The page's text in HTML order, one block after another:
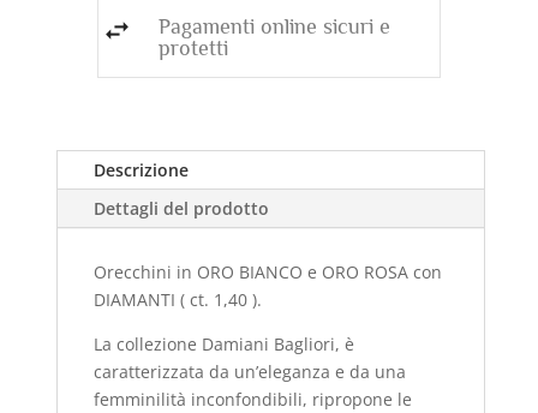
Pagamenti online sicuri e
protetti
Descrizione
Dettagli del prodotto
Orecchini in ORO BIANCO e ORO ROSA con
DIAMANTI ( ct. 1,40 ).
La collezione Damiani Bagliori, è
caratterizzata da un’eleganza e da una
femminilità inconfondibili, ripropone le